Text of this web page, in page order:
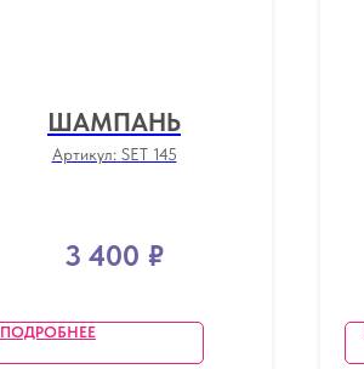
ШАМПАНЬ
Артикул: SET 145
3 400 ₽
ПОДРОБНЕЕ